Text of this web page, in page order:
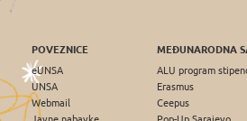
POVEZNICE
eUNSA
UNSA
Webmail
Javne nabavke
MEĐUNARODNA
ALU program
Erasmus
Ceepus
Pop-Up Sarajevo